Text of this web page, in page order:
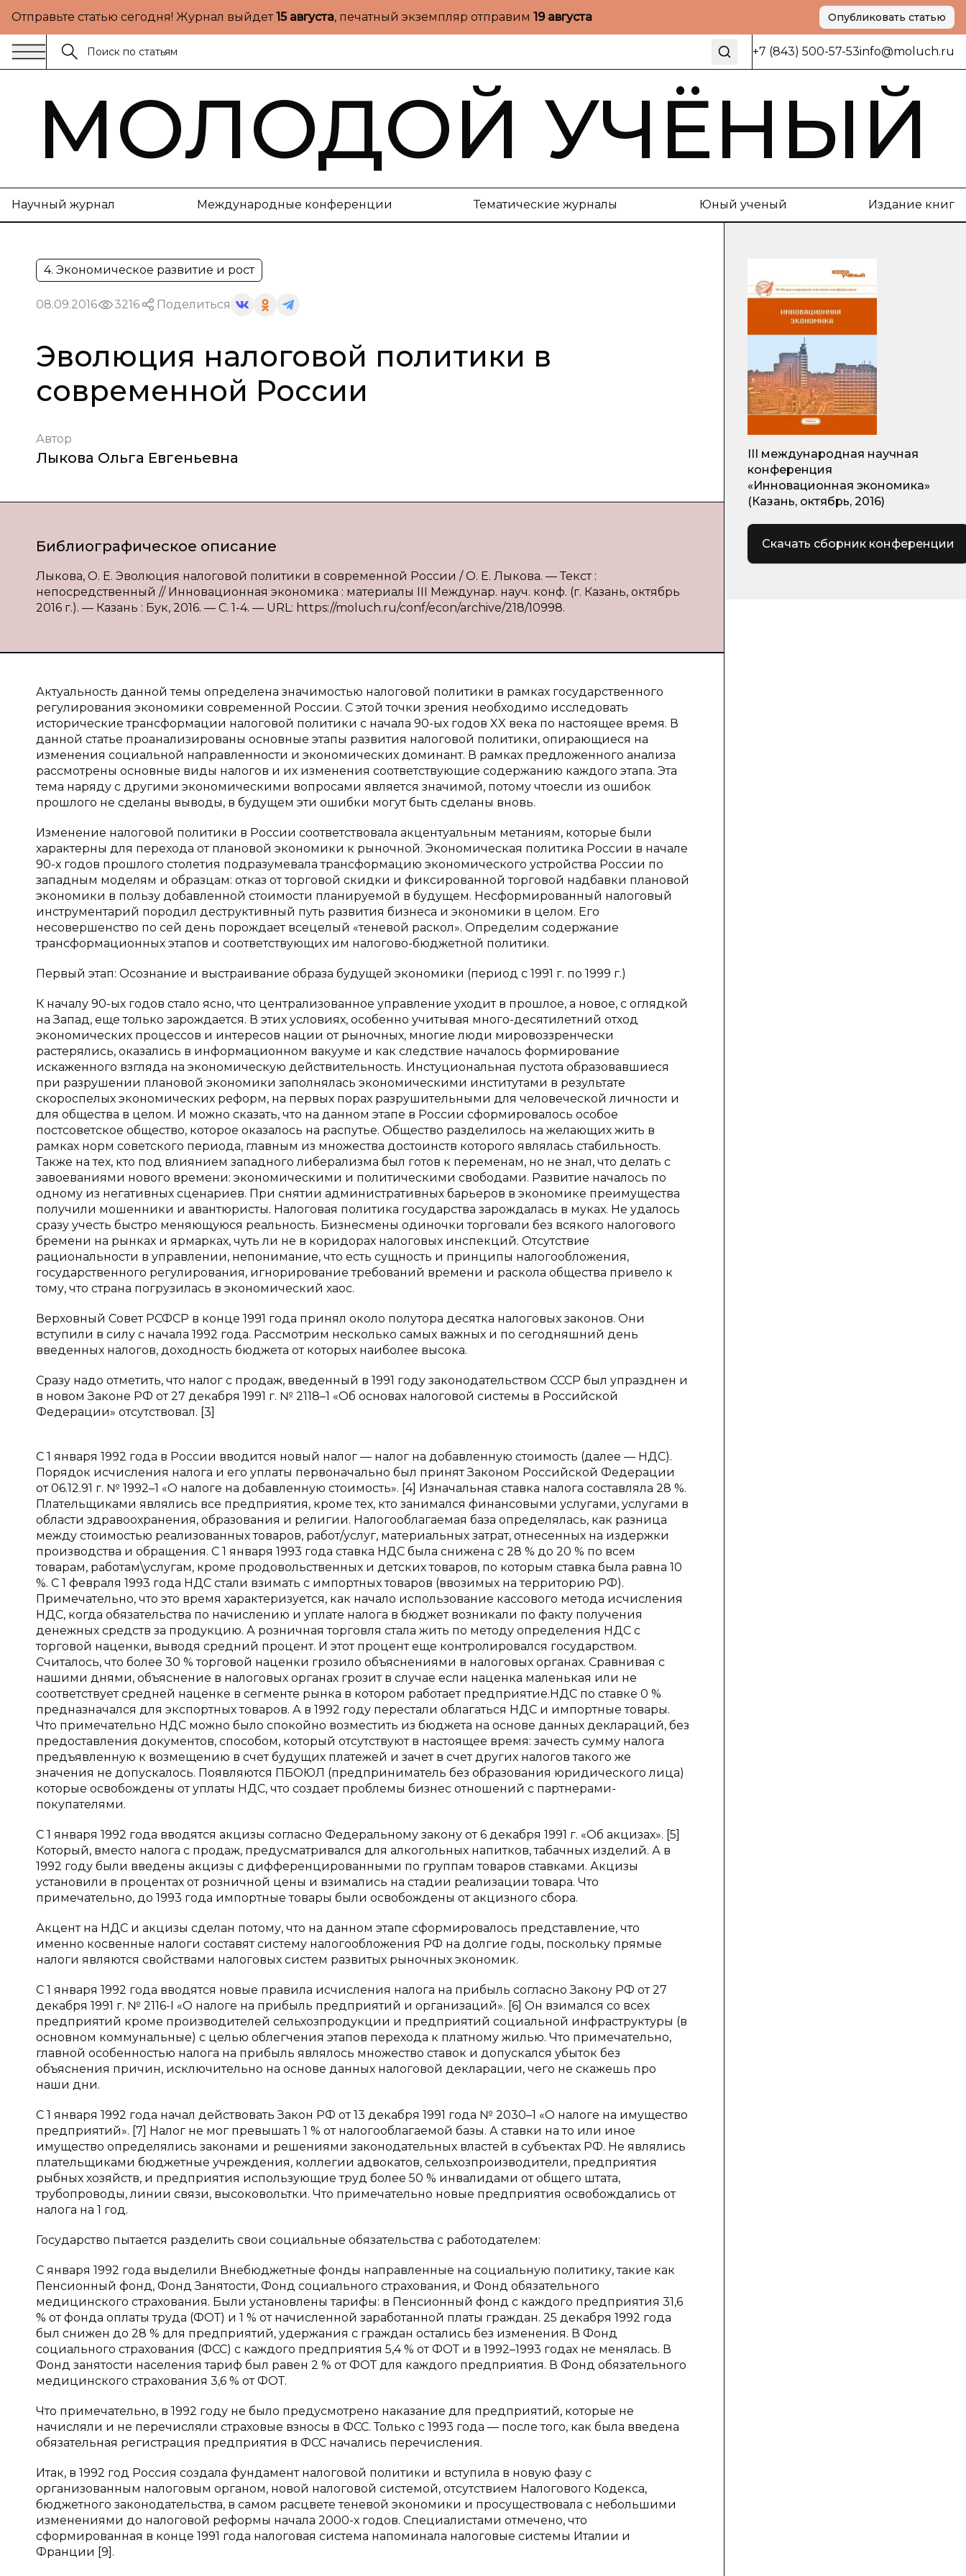
Отправьте статью сегодня! Журнал выйдет15 августа, печатный экземпляр отправим 19 августа Опубликовать статью
+7 (843) 500-57-53info@moluch.ru
МОЛОДОЙ УЧЁНЫЙ
Научный журнал Международные конференции Тематические журналы Юный ученый Издание книг
4. Экономическое развитие и рост
08.09.2016 3216 Поделиться
Эволюция налоговой политики в
современной России
Автор
Лыкова Ольга Евгеньевна
Библиографическое описание
Лыкова, О. Е. Эволюция налоговой политики в современной России / О. Е. Лыкова. — Текст :
непосредственный // Инновационная экономика : материалы III Междунар. науч. конф. (г. Казань, октябрь
2016 г.). — Казань : Бук, 2016. — С. 1-4. — URL: https://moluch.ru/conf/econ/archive/218/10998.
Актуальность данной темы определена значимостью налоговой политики в рамках государственного
регулирования экономики современной России. С этой точки зрения необходимо исследовать
исторические трансформации налоговой политики с начала 90-ых годов XX века по настоящее время. В
данной статье проанализированы основные этапы развития налоговой политики, опирающиеся на
изменения социальной направленности и экономических доминант. В рамках предложенного анализа
рассмотрены основные виды налогов и их изменения соответствующие содержанию каждого этапа. Эта
тема наряду с другими экономическими вопросами является значимой, потому чтоесли из ошибок
прошлого не сделаны выводы, в будущем эти ошибки могут быть сделаны вновь.
Изменение налоговой политики в России соответствовала акцентуальным метаниям, которые были
характерны для перехода от плановой экономики к рыночной. Экономическая политика России в начале
90-х годов прошлого столетия подразумевала трансформацию экономического устройства России по
западным моделям и образцам: отказ от торговой скидки и фиксированной торговой надбавки плановой
экономики в пользу добавленной стоимости планируемой в будущем. Несформированный налоговый
инструментарий породил деструктивный путь развития бизнеса и экономики в целом. Его
несовершенство по сей день порождает всецелый «теневой раскол». Определим содержание
трансформационных этапов и соответствующих им налогово-бюджетной политики.
Первый этап: Осознание и выстраивание образа будущей экономики (период с 1991 г. по 1999 г.)
К началу 90-ых годов стало ясно, что централизованное управление уходит в прошлое, а новое, с оглядкой
на Запад, еще только зарождается. В этих условиях, особенно учитывая много-десятилетний отход
экономических процессов и интересов нации от рыночных, многие люди мировоззренчески
растерялись, оказались в информационном вакууме и как следствие началось формирование
искаженного взгляда на экономическую действительность. Инстуциональная пустота образовавшиеся
при разрушении плановой экономики заполнялась экономическими институтами в результате
скороспелых экономических реформ, на первых порах разрушительными для человеческой личности и
для общества в целом. И можно сказать, что на данном этапе в России сформировалось особое
постсоветское общество, которое оказалось на распутье. Общество разделилось на желающих жить в
рамках норм советского периода, главным из множества достоинств которого являлась стабильность.
Также на тех, кто под влиянием западного либерализма был готов к переменам, но не знал, что делать с
завоеваниями нового времени: экономическими и политическими свободами. Развитие началось по
одному из негативных сценариев. При снятии административных барьеров в экономике преимущества
получили мошенники и авантюристы. Налоговая политика государства зарождалась в муках. Не удалось
сразу учесть быстро меняющуюся реальность. Бизнесмены одиночки торговали без всякого налогового
бремени на рынках и ярмарках, чуть ли не в коридорах налоговых инспекций. Отсутствие
рациональности в управлении, непонимание, что есть сущность и принципы налогообложения,
государственного регулирования, игнорирование требований времени и раскола общества привело к
тому, что страна погрузилась в экономический хаос.
Верховный Совет РСФСР в конце 1991 года принял около полутора десятка налоговых законов. Они
вступили в силу с начала 1992 года. Рассмотрим несколько самых важных и по сегодняшний день
введенных налогов, доходность бюджета от которых наиболее высока.
Сразу надо отметить, что налог с продаж, введенный в 1991 году законодательством СССР был упразднен и
в новом Законе РФ от 27 декабря 1991 г. № 2118–1 «Об основах налоговой системы в Российской
Федерации» отсутствовал. [3]
С 1 января 1992 года в России вводится новый налог — налог на добавленную стоимость (далее — НДС).
Порядок исчисления налога и его уплаты первоначально был принят Законом Российской Федерации
от 06.12.91 г. № 1992–1 «О налоге на добавленную стоимость». [4] Изначальная ставка налога составляла 28 %.
Плательщиками являлись все предприятия, кроме тех, кто занимался финансовыми услугами, услугами в
области здравоохранения, образования и религии. Налогооблагаемая база определялась, как разница
между стоимостью реализованных товаров, работ/услуг, материальных затрат, отнесенных на издержки
производства и обращения. С 1 января 1993 года ставка НДС была снижена с 28 % до 20 % по всем
товарам, работам\услугам, кроме продовольственных и детских товаров, по которым ставка была равна 10
%. С 1 февраля 1993 года НДС стали взимать с импортных товаров (ввозимых на территорию РФ).
Примечательно, что это время характеризуется, как начало использование кассового метода исчисления
НДС, когда обязательства по начислению и уплате налога в бюджет возникали по факту получения
денежных средств за продукцию. А розничная торговля стала жить по методу определения НДС с
торговой наценки, выводя средний процент. И этот процент еще контролировался государством.
Считалось, что более 30 % торговой наценки грозило объяснениями в налоговых органах. Сравнивая с
нашими днями, объяснение в налоговых органах грозит в случае если наценка маленькая или не
соответствует средней наценке в сегменте рынка в котором работает предприятие.НДС по ставке 0 %
предназначался для экспортных товаров. А в 1992 году перестали облагаться НДС и импортные товары.
Что примечательно НДС можно было спокойно возместить из бюджета на основе данных деклараций, без
предоставления документов, способом, который отсутствуют в настоящее время: зачесть сумму налога
предъявленную к возмещению в счет будущих платежей и зачет в счет других налогов такого же
значения не допускалось. Появляются ПБОЮЛ (предприниматель без образования юридического лица)
которые освобождены от уплаты НДС, что создает проблемы бизнес отношений с партнерами-
покупателями.
С 1 января 1992 года вводятся акцизы согласно Федеральному закону от 6 декабря 1991 г. «Об акцизах». [5]
Который, вместо налога с продаж, предусматривался для алкогольных напитков, табачных изделий. А в
1992 году были введены акцизы с дифференцированными по группам товаров ставками. Акцизы
установили в процентах от розничной цены и взимались на стадии реализации товара. Что
примечательно, до 1993 года импортные товары были освобождены от акцизного сбора.
Акцент на НДС и акцизы сделан потому, что на данном этапе сформировалось представление, что
именно косвенные налоги составят систему налогообложения РФ на долгие годы, поскольку прямые
налоги являются свойствами налоговых систем развитых рыночных экономик.
С 1 января 1992 года вводятся новые правила исчисления налога на прибыль согласно Закону РФ от 27
декабря 1991 г. № 2116-I «О налоге на прибыль предприятий и организаций». [6] Он взимался со всех
предприятий кроме производителей сельхозпродукции и предприятий социальной инфраструктуры (в
основном коммунальные) с целью облегчения этапов перехода к платному жилью. Что примечательно,
главной особенностью налога на прибыль являлось множество ставок и допускался убыток без
объяснения причин, исключительно на основе данных налоговой декларации, чего не скажешь про
наши дни.
С 1 января 1992 года начал действовать Закон РФ от 13 декабря 1991 года № 2030–1 «О налоге на имущество
предприятий». [7] Налог не мог превышать 1 % от налогооблагаемой базы. А ставки на то или иное
имущество определялись законами и решениями законодательных властей в субъектах РФ. Не являлись
плательщиками бюджетные учреждения, коллегии адвокатов, сельхозпроизводители, предприятия
рыбных хозяйств, и предприятия использующие труд более 50 % инвалидами от общего штата,
трубопроводы, линии связи, высоковольтки. Что примечательно новые предприятия освобождались от
налога на 1 год.
Государство пытается разделить свои социальные обязательства с работодателем:
С января 1992 года выделили Внебюджетные фонды направленные на социальную политику, такие как
Пенсионный фонд, Фонд Занятости, Фонд социального страхования, и Фонд обязательного
медицинского страхования. Были установлены тарифы: в Пенсионный фонд с каждого предприятия 31,6
% от фонда оплаты труда (ФОТ) и 1 % от начисленной заработанной платы граждан. 25 декабря 1992 года
был снижен до 28 % для предприятий, удержания с граждан остались без изменения. В Фонд
социального страхования (ФСС) с каждого предприятия 5,4 % от ФОТ и в 1992–1993 годах не менялась. В
Фонд занятости населения тариф был равен 2 % от ФОТ для каждого предприятия. В Фонд обязательного
медицинского страхования 3,6 % от ФОТ.
Что примечательно, в 1992 году не было предусмотрено наказание для предприятий, которые не
начисляли и не перечисляли страховые взносы в ФСС. Только с 1993 года — после того, как была введена
обязательная регистрация предприятия в ФСС начались перечисления.
Итак, в 1992 год Россия создала фундамент налоговой политики и вступила в новую фазу с
организованным налоговым органом, новой налоговой системой, отсутствием Налогового Кодекса,
бюджетного законодательства, в самом расцвете теневой экономики и просуществовала с небольшими
изменениями до налоговой реформы начала 2000-х годов. Специалистами отмечено, что
сформированная в конце 1991 года налоговая система напоминала налоговые системы Италии и
Франции [9].
III международная научная
конференция
«Инновационная экономика»
(Казань, октябрь, 2016)
Скачать сборник конференции